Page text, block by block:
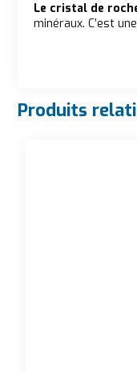
Le cristal de
minéraux. C’est
Produits